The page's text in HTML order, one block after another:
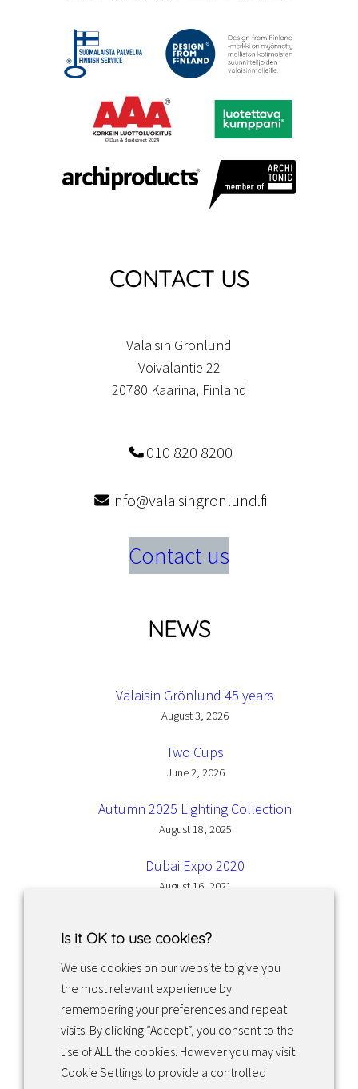
CONTACT US
Valaisin Grönlund
Voivalantie 22
20780 Kaarina, Finland
010 820 8200
info@valaisingronlund.fi
Contact us
NEWS
Valaisin Grönlund 45 years
August 3, 2026
Two Cups
June 2, 2026
Autumn 2025 Lighting Collection
August 18, 2025
Dubai Expo 2020
August 16, 2021
Facebook InstagramLinkedIn
Returns & exchanges
Is it OK to use cookies?
We use cookies on our website to give you
the most relevant experience by
remembering your preferences and repeat
visits. By clicking “Accept”, you consent to the
use of ALL the cookies. However you may visit
Cookie Settings to provide a controlled